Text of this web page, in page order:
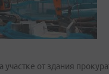
участке от здания